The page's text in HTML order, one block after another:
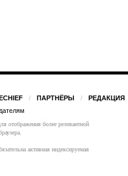
ПАРТНЁРЫ
РЕДАКЦИЯ
отображения более релевантной
активная индексируемая